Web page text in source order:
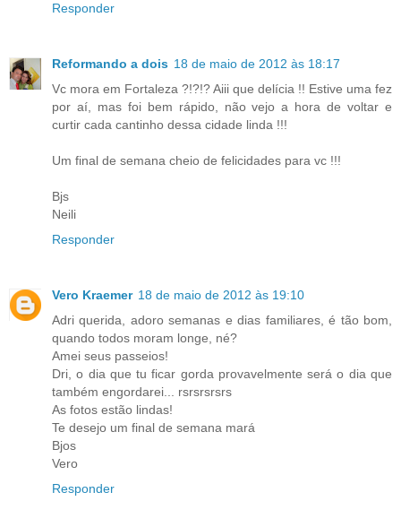
Responder
Reformando a dois 18 de maio de 2012 às 18:17
Vc mora em Fortaleza ?!?!? Aiii que delícia !! Estive uma fez
por aí, mas foi bem rápido, não vejo a hora de voltar e
curtir cada cantinho dessa cidade linda !!!
Um final de semana cheio de felicidades para vc !!!
Bjs
Neili
Responder
Vero Kraemer 18 de maio de 2012 às 19:10
Adri querida, adoro semanas e dias familiares, é tão bom,
quando todos moram longe, né?
Amei seus passeios!
Dri, o dia que tu ficar gorda provavelmente será o dia que
também engordarei... rsrsrsrsrs
As fotos estão lindas!
Te desejo um final de semana mará
Bjos
Vero
Responder